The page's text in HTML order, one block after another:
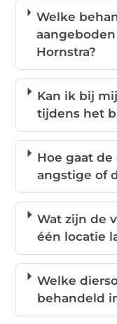
Welke
Hornstra?
Kan ik bij
tijdens het
Hoe gaat
angstige of
Wat zijn de
één locatie
Welke
behandeld